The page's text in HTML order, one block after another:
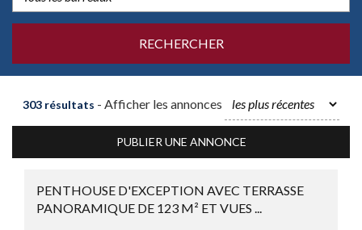
303 résultats - Afficher les annonces
PUBLIER UNE ANNONCE
PENTHOUSE D'EXCEPTION AVEC TERRASSE
PANORAMIQUE DE 123 M² ET VUES ...